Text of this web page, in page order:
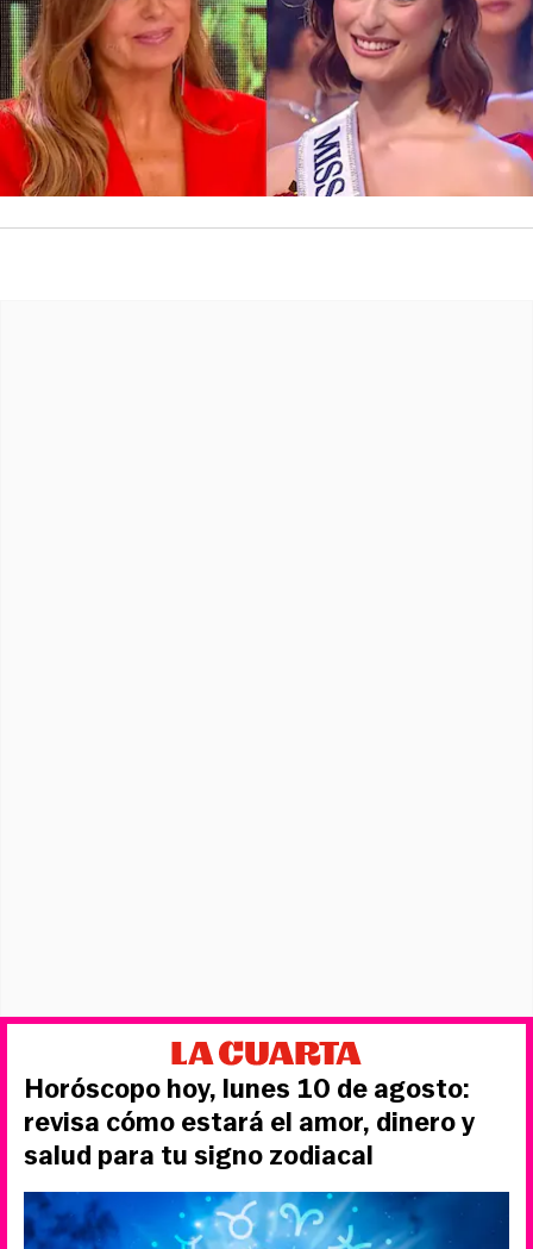
Horóscopo hoy, lunes 10 de agosto:
revisa cómo estará el amor, dinero y
salud para tu signo zodiacal